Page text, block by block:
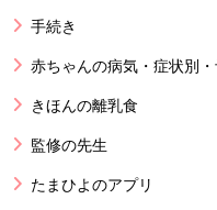
手続き
赤ちゃんの病気・症状別
きほんの離乳食
監修の先生
たまひよのアプリ